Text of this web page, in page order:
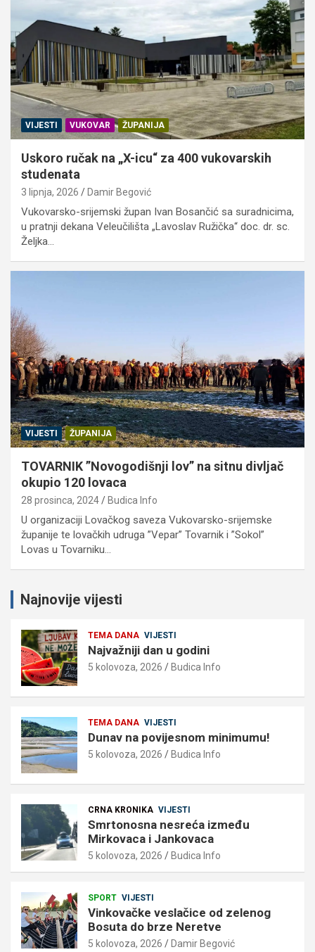
VIJESTI VUKOVAR ŽUPANIJA
Uskoro ručak na „X-icu“ za 400 vukovarskih
studenata
3 lipnja, 2026 Damir Begović
Vukovarsko-srijemski župan Ivan Bosančić sa suradnicima,
u pratnji dekana Veleučilišta „Lavoslav Ružička“ doc. dr. sc.
Željka…
VIJESTI ŽUPANIJA
TOVARNIK ”Novogodišnji lov” na sitnu divljač
okupio 120 lovaca
28 prosinca, 2024 Budica Info
U organizaciji Lovačkog saveza Vukovarsko-srijemske
županije te lovačkih udruga ”Vepar” Tovarnik i ”Sokol”
Lovas u Tovarniku…
Najnovije vijesti
TEMA DANA VIJESTI
Najvažniji dan u godini
5 kolovoza, 2026 Budica Info
TEMA DANA VIJESTI
Dunav na povijesnom minimumu!
5 kolovoza, 2026 Budica Info
CRNA KRONIKA VIJESTI
Smrtonosna nesreća između
Mirkovaca i Jankovaca
5 kolovoza, 2026 Budica Info
SPORT VIJESTI
Vinkovačke veslačice od zelenog
Bosuta do brze Neretve
5 kolovoza, 2026 Damir Begović